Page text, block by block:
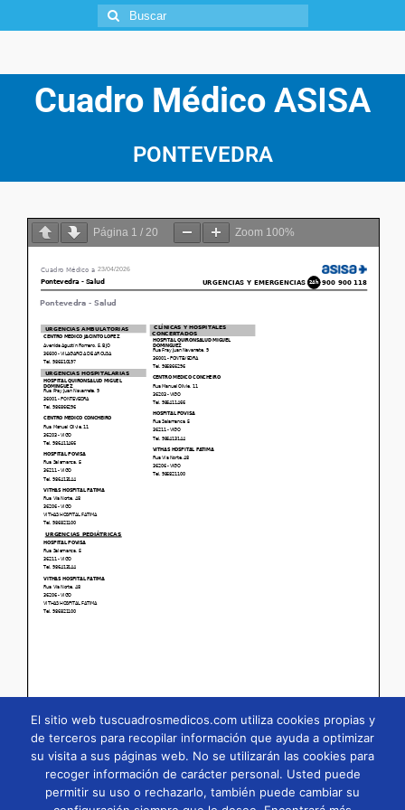
Cuadro Médico ASISA
PONTEVEDRA
Página 1 / 20 Zoom 100%
Página1/20 Zoom100%
El sitio web tuscuadrosmedicos.com utiliza cookies propias y
de terceros para recopilar información que ayuda a optimizar
su visita a sus páginas web. No se utilizarán las cookies para
recoger información de carácter personal. Usted puede
permitir su uso o rechazarlo, también puede cambiar su